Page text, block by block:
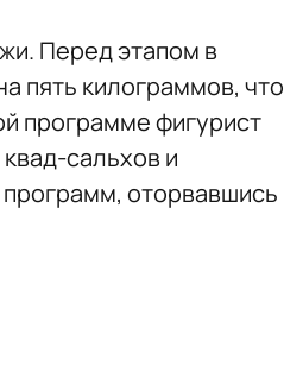
Перед этапом в
пять килограммов, что
программе фигурист
сальхов и
оторвавшись